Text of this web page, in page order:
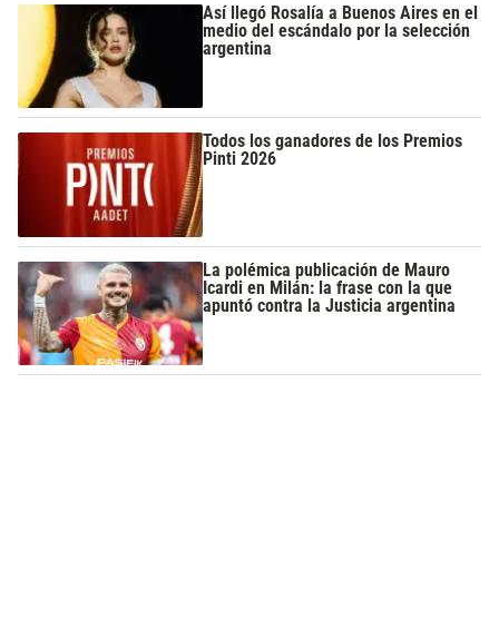
Así llegó Rosalía a Buenos Aires en el
medio del escándalo por la selección
argentina
Todos los ganadores de los Premios
Pinti 2026
La polémica publicación de Mauro
Icardi en Milán: la frase con la que
apuntó contra la Justicia argentina